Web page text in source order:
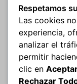
desarrolló
centro
y eventos
cofundadora
Respetamos
Las cookies
experiencia,
analizar el
permitir
clic en
Rechazar